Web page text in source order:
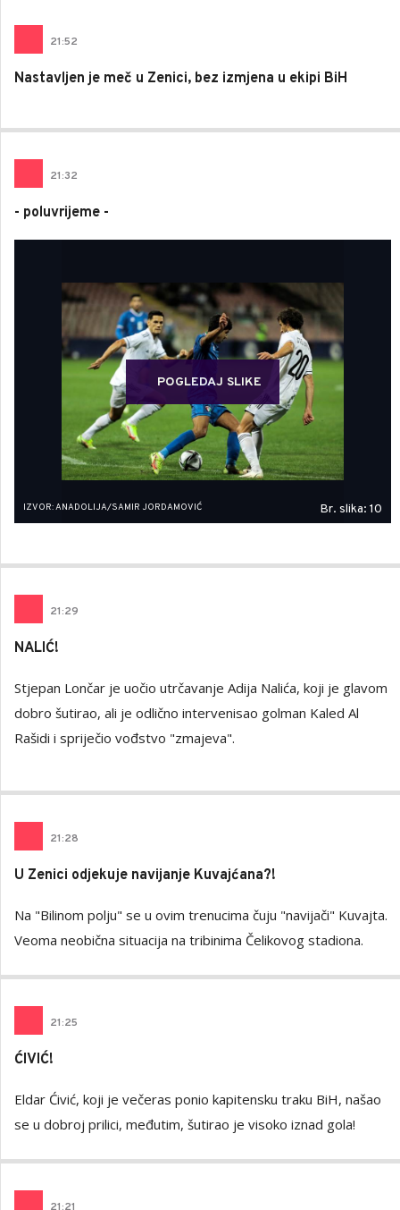
21:52
Nastavljen je meč u Zenici, bez izmjena u ekipi BiH
21:32
- poluvrijeme -
POGLEDAJ SLIKE
IZVOR: ANADOLIJA/SAMIR JORDAMOVIĆ Br. slika: 10
21:29
NALIĆ!
Stjepan Lončar je uočio utrčavanje Adija Nalića, koji je glavom
dobro šutirao, ali je odlično intervenisao golman Kaled Al
Rašidi i spriječio vođstvo "zmajeva".
21:28
U Zenici odjekuje navijanje Kuvajćana?!
Na "Bilinom polju" se u ovim trenucima čuju "navijači" Kuvajta.
Veoma neobična situacija na tribinima Čelikovog stadiona.
21:25
ĆIVIĆ!
Eldar Ćivić, koji je večeras ponio kapitensku traku BiH, našao
se u dobroj prilici, međutim, šutirao je visoko iznad gola!